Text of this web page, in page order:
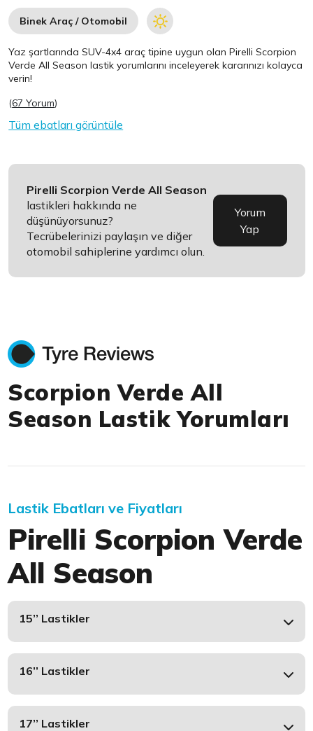
Binek Araç / Otomobil
Yaz şartlarında SUV-4x4 araç tipine uygun olanPirelli Scorpion
Verde All Season lastik yorumlarını inceleyerek kararınızı kolayca
verin!
(67 Yorum)
Tüm ebatları görüntüle
Pirelli Scorpion Verde All Season
lastikleri hakkında ne
düşünüyorsunuz?
Tecrübelerinizi paylaşın ve diğer
otomobil sahiplerine yardımcı olun.
Yorum
Yap
Scorpion Verde All
Season Lastik Yorumları
Lastik Ebatları ve Fiyatları
Pirelli Scorpion Verde
All Season
15’’ Lastikler
16’’ Lastikler
17’’ Lastikler